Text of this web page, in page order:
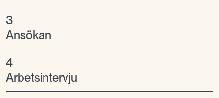
3
Ansökan
4
Arbetsintervju